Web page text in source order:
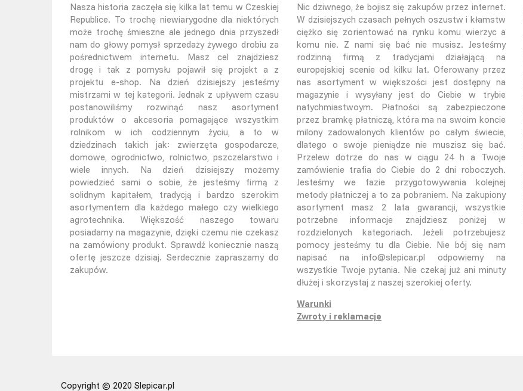
Nasza historia zaczęła się kilka lat temu w Czeskiej
Republice. To trochę niewiarygodne dla niektórych
może trochę śmieszne ale jednego dnia przyszedł
nam do głowy pomysł sprzedaży żywego drobiu za
pośrednictwem internetu. Masz cel znajdziesz
drogę i tak z pomysłu pojawił się projekt a z
projektu e-shop. Na dzień dzisiejszy jesteśmy
mistrzami w tej kategorii. Jednak z upływem czasu
postanowiliśmy rozwinąć nasz asortyment
produktów o akcesoria pomagające wszystkim
rolnikom w ich codziennym życiu, a to w
dziedzinach takich jak: zwierzęta gospodarcze,
domowe, ogrodnictwo, rolnictwo, pszczelarstwo i
wiele innych. Na dzień dzisiejszy możemy
powiedzieć sami o sobie, że jesteśmy firmą z
solidnym kapitałem, tradycją i bardzo szerokim
asortymentem dla każdego małego czy wielkiego
agrotechnika. Większość naszego towaru
posiadamy na magazynie, dzięki czemu nie czekasz
na zamówiony produkt. Sprawdź koniecznie naszą
ofertę jeszcze dzisiaj. Serdecznie zapraszamy do
zakupów.
Nic dziwnego, że bojisz się zakupów przez internet.
W dzisiejszych czasach pełnych oszustw i kłamstw
ciężko się zorientować na rynku komu wierzyc a
komu nie. Z nami się bać nie musisz. Jesteśmy
rodzinną firmą z tradycjami działającą na
europejskiej scenie od kilku lat. Oferowany przez
nas asortyment w większości jest dostępny na
magazynie i wysyłany jest do Ciebie w trybie
natychmiastwoym. Płatności są zabezpieczone
przez bramkę płatniczą, która ma na swoim koncie
milony zadowalonych klientów po całym świecie,
dlatego o swoje pieniądze nie muszisz się bać.
Przelew dotrze do nas w ciągu 24 h a Twoje
zamówienie trafia do Ciebie do 2 dni roboczych.
Jesteśmy we fazie przygotowywania kolejnej
metody płatniczej a to za pobraniem. Na zakupiony
asortyment masz 2 lata gwarancji, wszystkie
potrzebne informacje znajdziesz poniżej w
rozdzielonych kategoriach. Jeżeli potrzebujesz
pomocy jesteśmy tu dla Ciebie. Nie bój się nam
napisać na info@slepicar.pl odpowiemy na
wszystkie Twoje pytania. Nie czekaj już ani minuty
dłużej i skorzystaj z naszej szerokiej oferty.
Warunki
Zwroty i reklamacje
Copyright © 2020 Slepicar.pl